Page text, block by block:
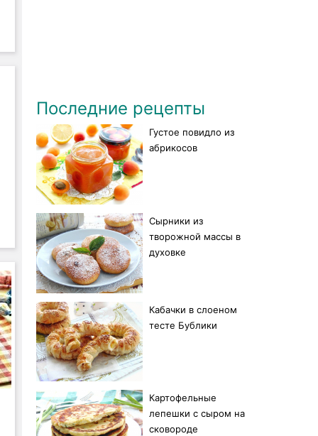
Последние рецепты
Густое повидло из
абрикосов
Сырники из
творожной массы в
духовке
Кабачки в слоеном
тесте Бублики
Картофельные
лепешки с сыром на
сковороде